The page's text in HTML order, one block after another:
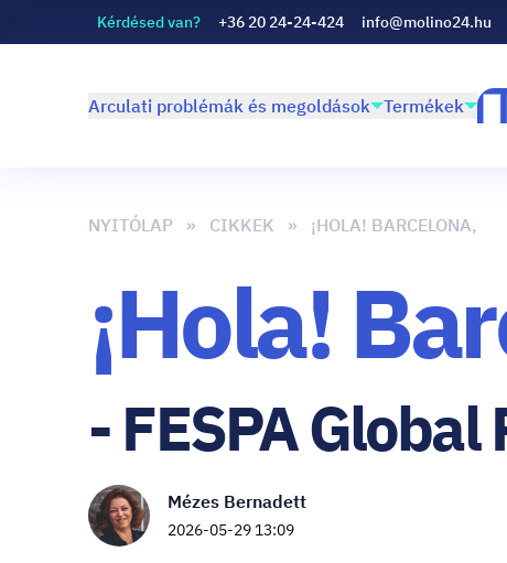
Kérdésed van? +36 20 24-24-424 info@molino24.hu
Arculati problémák és megoldások Termékek
NYITÓLAP CIKKEK ¡HOLA! BARCELONA,
¡Hola!
- FESPA
Mézes Bernadett
2026-05-29 13:09